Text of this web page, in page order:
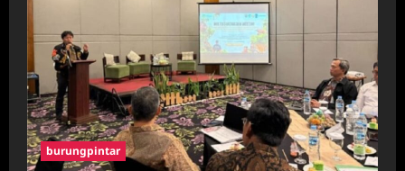
burungpintar